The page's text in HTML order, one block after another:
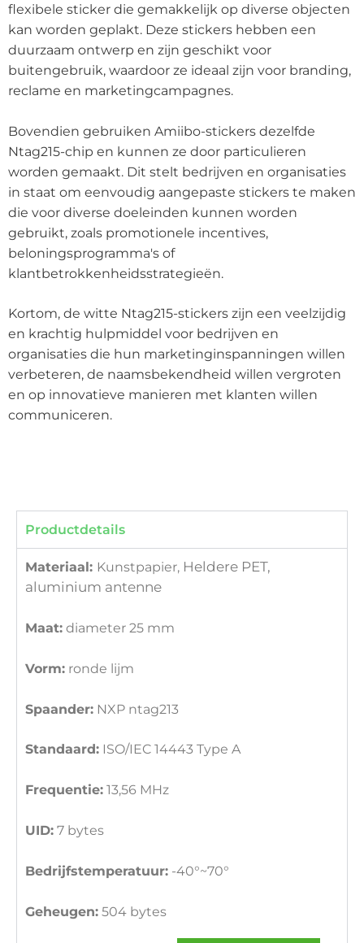
flexibele sticker die gemakkelijk op diverse objecten
kan worden geplakt. Deze stickers hebben een
duurzaam ontwerp en zijn geschikt voor
buitengebruik, waardoor ze ideaal zijn voor branding,
reclame en marketingcampagnes.
Bovendien gebruiken Amiibo-stickers dezelfde
Ntag215-chip en kunnen ze door particulieren
worden gemaakt. Dit stelt bedrijven en organisaties
in staat om eenvoudig aangepaste stickers te maken
die voor diverse doeleinden kunnen worden
gebruikt, zoals promotionele incentives,
beloningsprogramma's of
klantbetrokkenheidsstrategieën.
Kortom, de witte Ntag215-stickers zijn een veelzijdig
en krachtig hulpmiddel voor bedrijven en
organisaties die hun marketinginspanningen willen
verbeteren, de naamsbekendheid willen vergroten
en op innovatieve manieren met klanten willen
communiceren.
Productdetails
Materiaal: Kunstpapier, Heldere PET,
aluminium antenne
Maat: diameter 25 mm
Vorm: ronde lijm
Spaander: NXP ntag213
Standaard: ISO/IEC 14443 Type A
Frequentie: 13,56 MHz
UID: 7 bytes
Bedrijfstemperatuur: -40°~70°
Geheugen: 504 bytes